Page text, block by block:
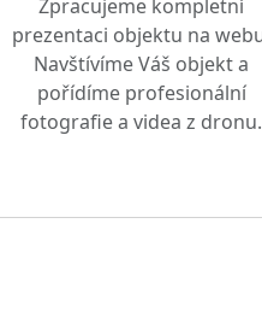
Zpracujeme kompletní
prezentaci objektu na
Navštívíme Váš objekt a
pořídíme profesionální
fotografie a videa z dronu.